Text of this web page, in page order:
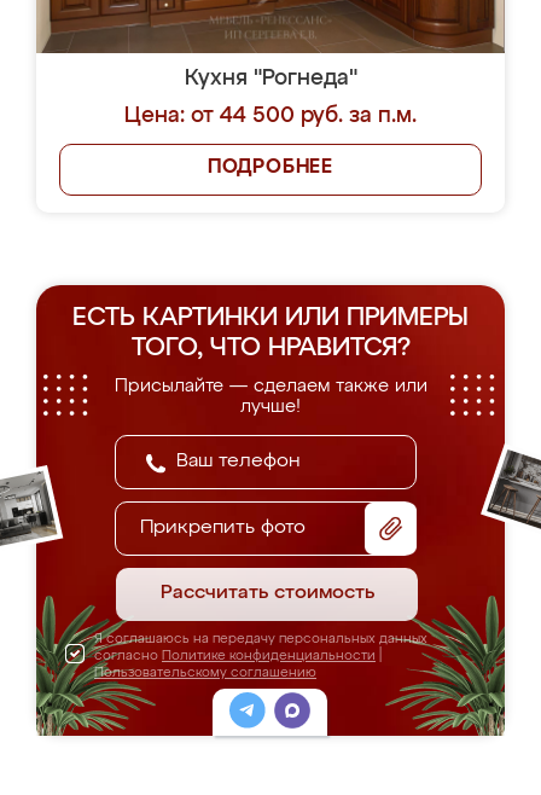
Кухня "Рогнеда"
Цена: от 44 500 руб. за п.м.
ПОДРОБНЕЕ
ЕСТЬ КАРТИНКИ ИЛИ ПРИМЕРЫ
ТОГО, ЧТО НРАВИТСЯ?
Присылайте — сделаем также или
лучше!
Прикрепить фото
Рассчитать стоимость
Я соглашаюсь на передачу персональных данных
согласно Политике конфиденциальности
Пользовательскому соглашению